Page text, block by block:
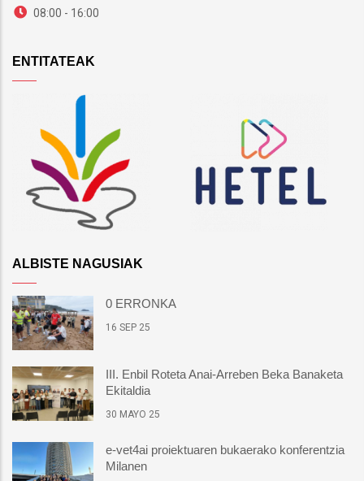
08:00 - 16:00
ENTITATEAK
ALBISTE NAGUSIAK
0 ERRONKA
16 SEP 25
III. Enbil Roteta Anai-Arreben Beka Banaketa
Ekitaldia
30 MAYO 25
e-vet4ai proiektuaren bukaerako konferentzia
Milanen